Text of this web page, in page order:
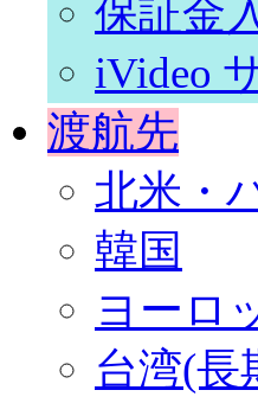
保証金
iVideo
渡航先
北米・
韓国
ヨーロ
台湾(長